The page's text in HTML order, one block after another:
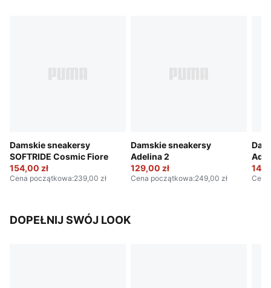
Damskie sneakersy
SOFTRIDE Cosmic Fiore
154,00 zł
Cena początkowa:239,00 zł
Damskie sneakersy
Adelina 2
129,00 zł
Cena początkowa:249,00 zł
DOPEŁNIJ SWÓJ LOOK